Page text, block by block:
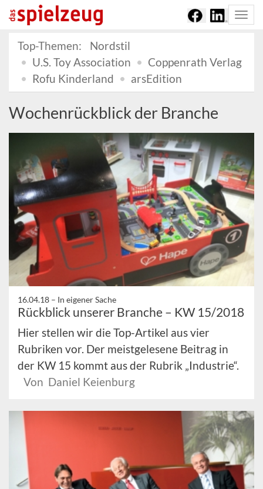
Top-Themen:
Nordstil
U.S. Toy Association
Coppenrath Verlag
Rofu Kinderland
arsEdition
Wochenrückblick der Branche
16.04.18 – In eigener Sache
Rückblick unserer Branche – KW 15/2018
Hier stellen wir die Top-Artikel aus vier
Rubriken vor. Der meistgelesene Beitrag in
der KW 15 kommt aus der Rubrik „Industrie“.
Von Daniel Keienburg